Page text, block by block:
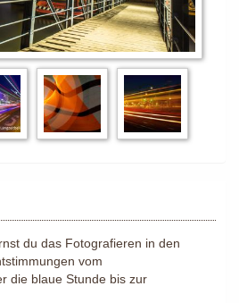
du das Fotografieren in den
vom
die blaue Stunde bis zur